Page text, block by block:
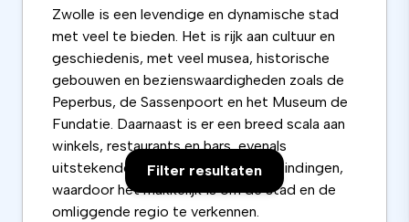
Filter resultaten
Zwolle is een levendige en dynamische stad
met veel te bieden. Het is rijk aan cultuur en
geschiedenis, met veel musea, historische
gebouwen en bezienswaardigheden zoals de
Peperbus, de Sassenpoort en het Museum de
Fundatie. Daarnaast is er een breed scala aan
winkels, restaurants en bars, evenals
uitstekende openbaar vervoersverbindingen,
waardoor het makkelijk is om de stad en de
omliggende regio te verkennen.